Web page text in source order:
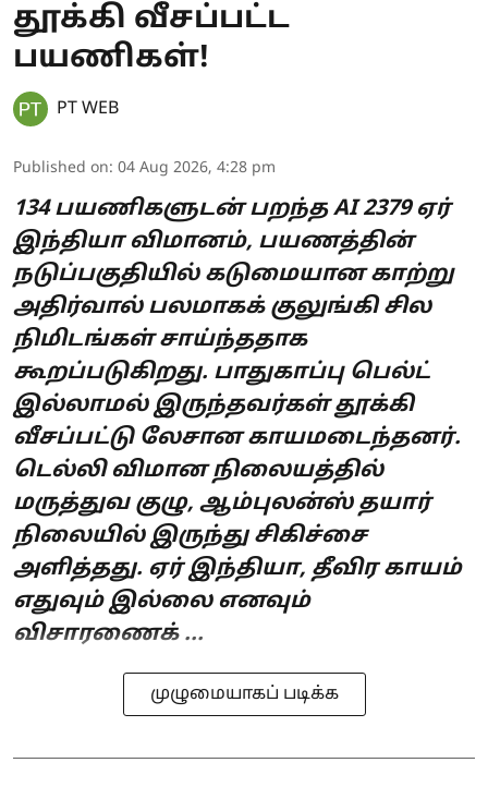
தூக்கி வீசப்பட்ட
பயணிகள்!
PT WEB
Published on: 04 Aug 2026, 4:28 pm
134 பயணிகளுடன் பறந்த AI 2379 ஏர்
இந்தியா விமானம், பயணத்தின்
நடுப்பகுதியில் கடுமையான காற்று
அதிர்வால் பலமாகக் குலுங்கி சில
நிமிடங்கள் சாய்ந்ததாக
கூறப்படுகிறது. பாதுகாப்பு பெல்ட்
இல்லாமல் இருந்தவர்கள் தூக்கி
வீசப்பட்டு லேசான காயமடைந்தனர்.
டெல்லி விமான நிலையத்தில்
மருத்துவ குழு, ஆம்புலன்ஸ் தயார்
நிலையில் இருந்து சிகிச்சை
அளித்தது. ஏர் இந்தியா, தீவிர காயம்
எதுவும் இல்லை எனவும்
விசாரணைக் ...
முழுமையாகப் படிக்க